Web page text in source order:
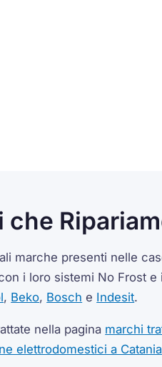
marche presenti nelle
i loro sistemi No Frost e
, Beko, Bosch e Indesit.
nella pagina marchi
elettrodomestici a Catania